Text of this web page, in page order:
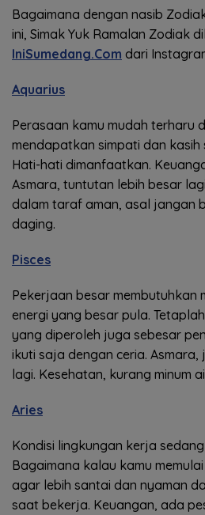
Bagaimana dengan nasib
ini, Simak Yuk Ramalan Zodiak
IniSumedang.Com dari
Aquarius
Perasaan kamu mudah terharu
mendapatkan simpati dan kasih
Hati-hati dimanfaatkan.
Asmara, tuntutan lebih besar
dalam taraf aman, asal jangan
daging.
Pisces
Pekerjaan besar membutuhkan
energi yang besar pula.
yang diperoleh juga sebesar
ikuti saja dengan ceria.
lagi. Kesehatan, kurang minum
Aries
Kondisi lingkungan kerja
Bagaimana kalau kamu
agar lebih santai dan nyaman
saat bekerja. Keuangan, ada